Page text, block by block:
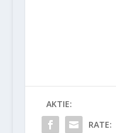
AKTIE:
RATE: